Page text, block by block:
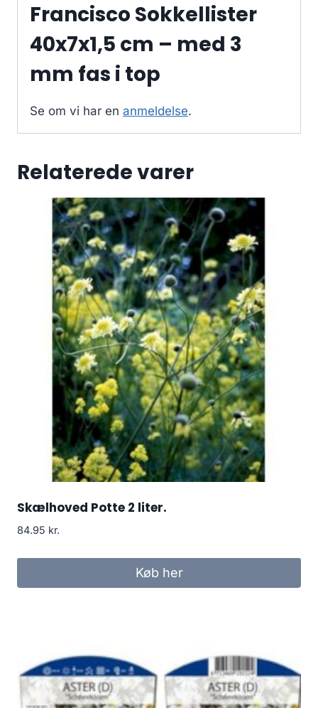
Francisco Sokkellister
40x7x1,5 cm – med 3
mm fas i top
Se om vi har en anmeldelse.
Relaterede varer
Skælhoved Potte 2 liter.
84.95 kr.
Køb her